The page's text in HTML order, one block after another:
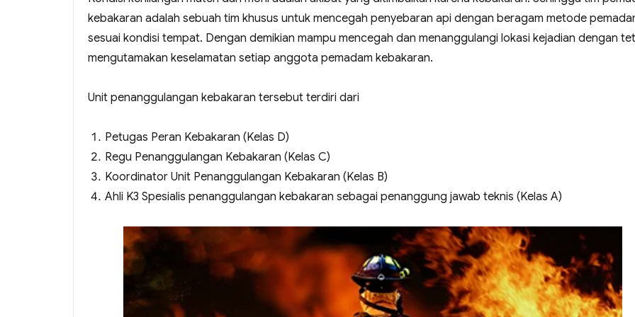
kebakaran adalah sebuah tim khusus untuk mencegah penyebaran api dengan beragam metode
sesuai kondisi tempat. Dengan demikian mampu mencegah dan menanggulangi lokasi kejadian dengan
mengutamakan keselamatan setiap anggota pemadam kebakaran.
Unit penanggulangan kebakaran tersebut terdiri dari
Petugas Peran Kebakaran (Kelas D)
Regu Penanggulangan Kebakaran (Kelas C)
Koordinator Unit Penanggulangan Kebakaran (Kelas B)
Ahli K3 Spesialis penanggulangan kebakaran sebagai penanggung jawab teknis (Kelas A)